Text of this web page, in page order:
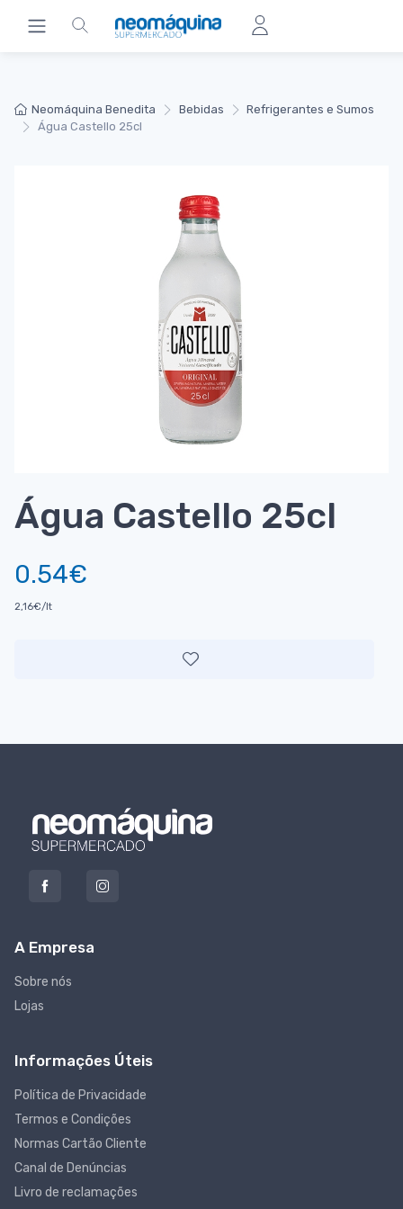
Neomáquina Benedita Bebidas
Refrigerantes e Sumos
Água Castello 25cl
Água Castello 25cl
0.54€
2,16€/lt
A Empresa
Sobre nós
Lojas
Informações Úteis
Política de Privacidade
Termos e Condições
Normas Cartão Cliente
Canal de Denúncias
Livro de reclamações